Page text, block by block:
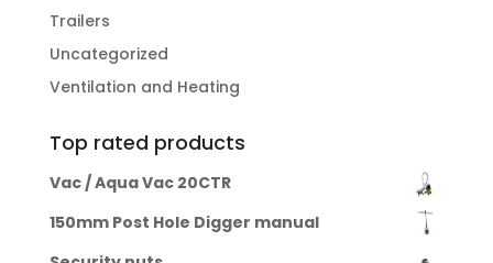
Trailers
Uncategorized
Ventilation and Heating
Top rated products
Vac / Aqua Vac 20CTR
150mm Post Hole Digger manual